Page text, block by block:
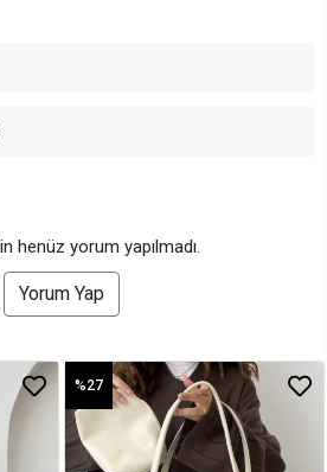
henüz yorum yapılmadı.
Yorum Yap
%27